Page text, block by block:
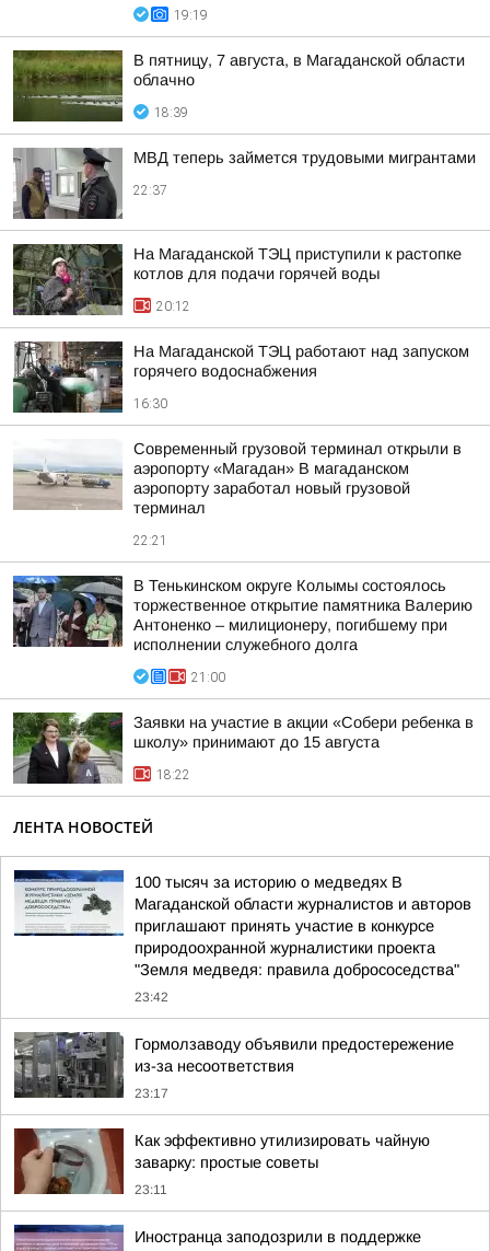
19:19
В пятницу, 7 августа, в Магаданской области
облачно
18:39
МВД теперь займется трудовыми мигрантами
22:37
На Магаданской ТЭЦ приступили к растопке
котлов для подачи горячей воды
20:12
На Магаданской ТЭЦ работают над запуском
горячего водоснабжения
16:30
Современный грузовой терминал открыли в
аэропорту «Магадан» В магаданском
аэропорту заработал новый грузовой
терминал
22:21
В Тенькинском округе Колымы состоялось
торжественное открытие памятника Валерию
Антоненко – милиционеру, погибшему при
исполнении служебного долга
21:00
Заявки на участие в акции «Собери ребенка в
школу» принимают до 15 августа
18:22
ЛЕНТА НОВОСТЕЙ
100 тысяч за историю о медведях В
Магаданской области журналистов и авторов
приглашают принять участие в конкурсе
природоохранной журналистики проекта
"Земля медведя: правила добрососедства"
23:42
Гормолзаводу объявили предостережение
из-за несоответствия
23:17
Как эффективно утилизировать чайную
заварку: простые советы
23:11
Иностранца заподозрили в поддержке